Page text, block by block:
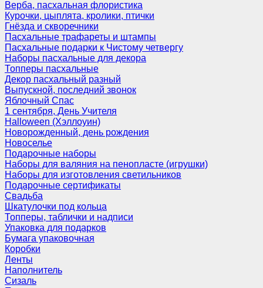
Верба, пасхальная флористика
Курочки, цыплята, кролики, птички
Гнёзда и скворечники
Пасхальные трафареты и штампы
Пасхальные подарки к Чистому четвергу
Наборы пасхальные для декора
Топперы пасхальные
Декор пасхальный разный
Выпускной, последний звонок
Яблочный Спас
1 сентября, День Учителя
Halloween (Хэллоуин)
Новорожденный, день рождения
Новоселье
Подарочные наборы
Наборы для валяния на пенопласте (игрушки)
Наборы для изготовления светильников
Подарочные сертификаты
Свадьба
Шкатулочки под кольца
Топперы, таблички и надписи
Упаковка для подарков
Бумага упаковочная
Коробки
Ленты
Наполнитель
Сизаль